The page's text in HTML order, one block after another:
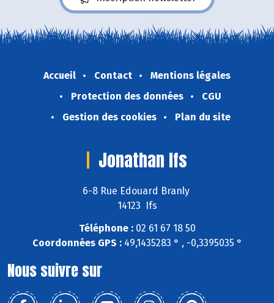
Accueil Contact
Mentions légales
Protection des données
CGU
Gestion des cookies
Plan du site
Jonathan Ifs
6-8 Rue Edouard Branly
14123 Ifs
Téléphone :02 61 67 18 50
Coordonnées GPS :49,1435283 ° , -0,3395035 °
Nous suivre sur